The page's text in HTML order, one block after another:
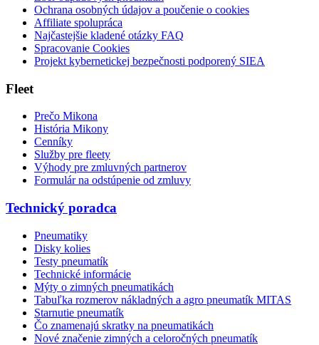
Ochrana osobných údajov a poučenie o cookies
Affiliate spolupráca
Najčastejšie kladené otázky FAQ
Spracovanie Cookies
Projekt kybernetickej bezpečnosti podporený SIEA
Fleet
Prečo Mikona
História Mikony
Cenníky
Služby pre fleety
Výhody pre zmluvných partnerov
Formulár na odstúpenie od zmluvy
Technický poradca
Pneumatiky
Disky kolies
Testy pneumatík
Technické informácie
Mýty o zimných pneumatikách
Tabuľka rozmerov nákladných a agro pneumatík MITAS
Starnutie pneumatík
Čo znamenajú skratky na pneumatikách
Nové značenie zimných a celoročných pneumatík